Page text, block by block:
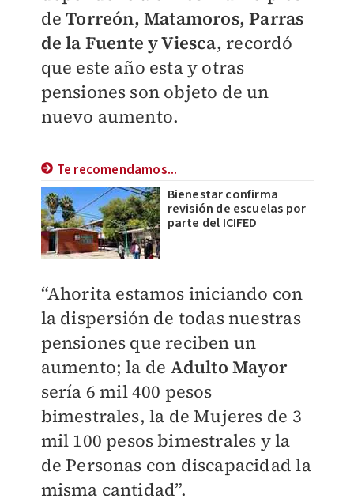
deTorreón, Matamoros, Parras
de la Fuente y Viesca, recordó
que este año esta y otras
pensiones son objeto de un
nuevo aumento.
Te recomendamos...
Bienestar confirma
revisión de escuelas por
parte del ICIFED
“Ahorita estamos iniciando con
la dispersión de todas nuestras
pensiones que reciben un
aumento; la de Adulto Mayor
sería 6 mil 400 pesos
bimestrales, la de Mujeres de 3
mil 100 pesos bimestrales y la
de Personas con discapacidad la
misma cantidad”.